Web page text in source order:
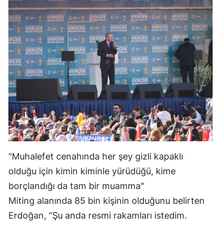
"Muhalefet cenahında her şey gizli kapaklı
olduğu için kimin kiminle yürüdüğü, kime
borçlandığı da tam bir muamma"
Miting alanında 85 bin kişinin olduğunu belirten
Erdoğan, “Şu anda resmi rakamları istedim.